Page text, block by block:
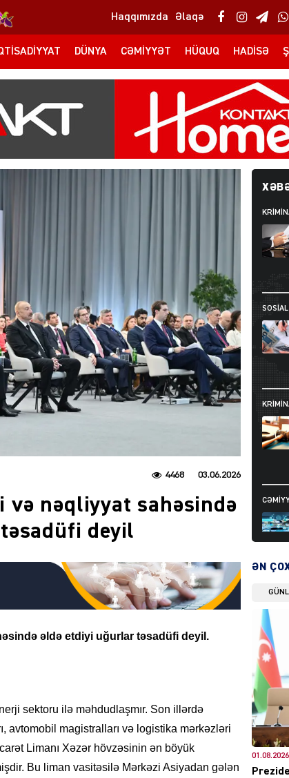
Haqqımızda Əlaqə
DÜNYA CƏMIYYƏT HÜQUQ HADISƏ
03.06.2026
4468
və nəqliyyat sahəsində
deyil
əldə etdiyi uğurlar təsadüfi deyil.
sektoru ilə məhdudlaşmır. Son illərdə
avtomobil magistralları və logistika mərkəzləri
Limanı Xəzər hövzəsinin ən böyük
Bu liman vasitəsilə Mərkəzi Asiyadan gələn
SOSIAL
DÜNYA
ŞOU-
ƏN
01.08.2026